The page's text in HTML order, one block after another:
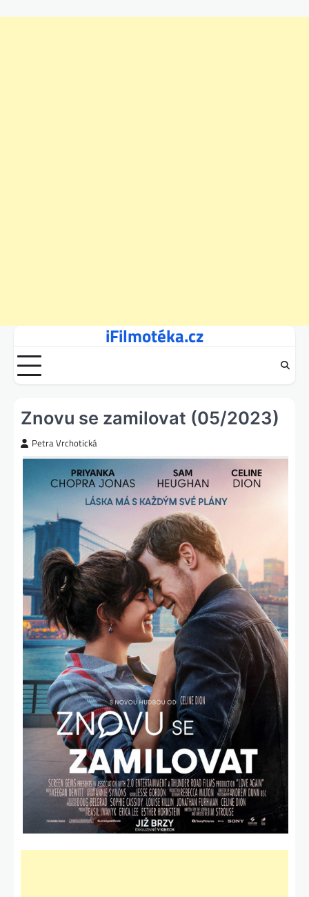
content
iFilmotéka.cz
Znovu se zamilovat (05/2023)
Petra Vrchotická